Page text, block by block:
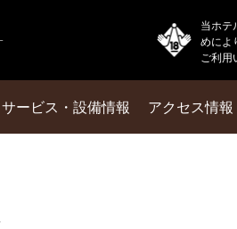
当ホテ
めによ
ご利用
サービス・設備情報 アクセス情報